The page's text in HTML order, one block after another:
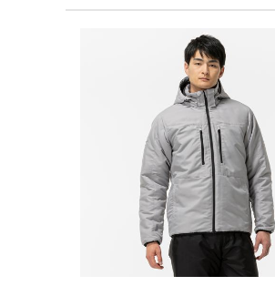
ソフトボール
ウィンタースポーツ